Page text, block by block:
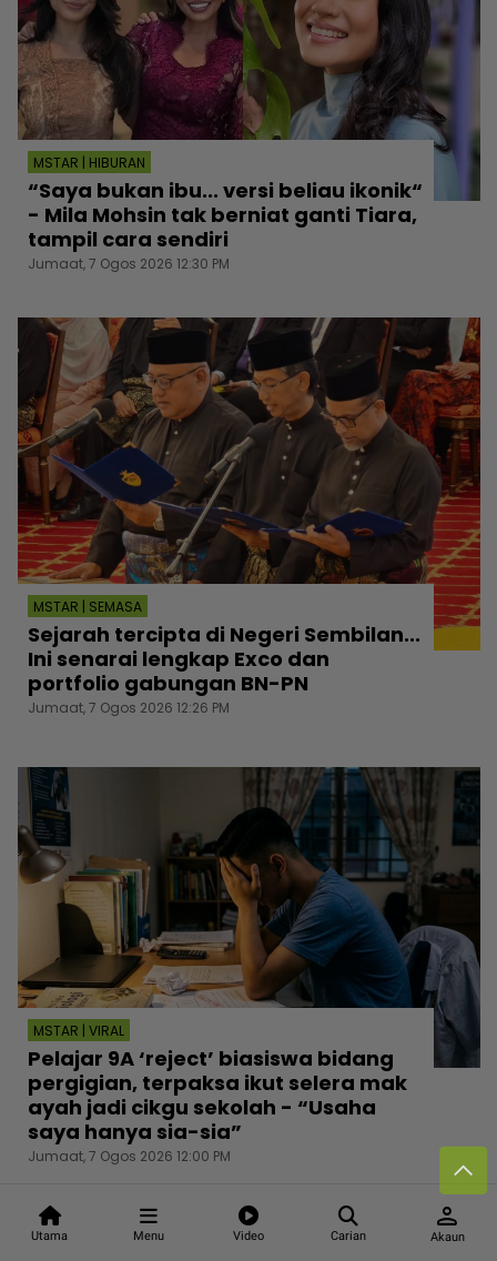
Utama Menu Video Carian
person
Akaun
MSTAR | HIBURAN
“Saya bukan ibu... versi beliau ikonik“
- Mila Mohsin tak berniat ganti Tiara,
tampil cara sendiri
Jumaat, 7 Ogos 2026 12:30 PM
MSTAR | SEMASA
Sejarah tercipta di Negeri Sembilan...
Ini senarai lengkap Exco dan
portfolio gabungan BN-PN
Jumaat, 7 Ogos 2026 12:26 PM
MSTAR | VIRAL
Pelajar 9A ‘reject’ biasiswa bidang
pergigian, terpaksa ikut selera mak
ayah jadi cikgu sekolah - “Usaha
saya hanya sia-sia”
Jumaat, 7 Ogos 2026 12:00 PM